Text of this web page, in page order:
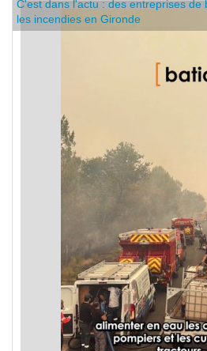
C'est dans l'actu : des entreprises de
les incendies en Gironde